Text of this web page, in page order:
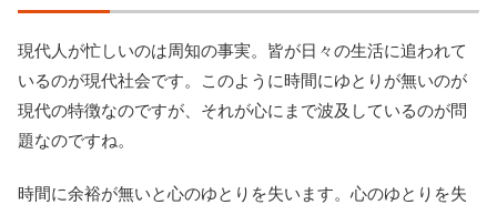
現代人が忙しいのは周知の事実。皆が日々の生活に追われて
いるのが現代社会です。このように時間にゆとりが無いのが
現代の特徴なのですが、それが心にまで波及しているのが問
題なのですね。
時間に余裕が無いと心のゆとりを失います。心のゆとりを失